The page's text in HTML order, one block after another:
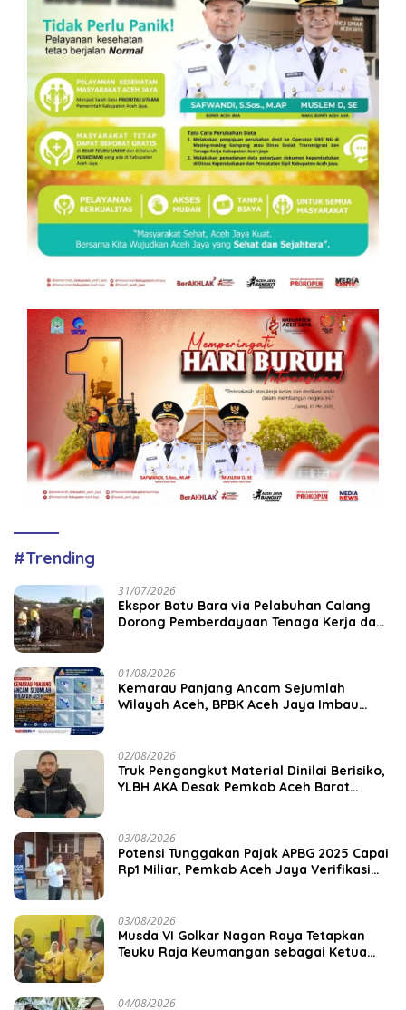
#Trending
31/07/2026
‎Ekspor Batu Bara via Pelabuhan Calang
Dorong Pemberdayaan Tenaga Kerja dan
01/08/2026
Kemarau Panjang Ancam Sejumlah
Wilayah Aceh, BPBK Aceh Jaya Imbau
02/08/2026
Truk Pengangkut Material Dinilai Berisiko,
YLBH AKA Desak Pemkab Aceh Barat
03/08/2026
Potensi Tunggakan Pajak APBG 2025 Capai
Rp1 Miliar, Pemkab Aceh Jaya Verifikasi
03/08/2026
Musda VI Golkar Nagan Raya Tetapkan
Teuku Raja Keumangan sebagai Ketua
04/08/2026